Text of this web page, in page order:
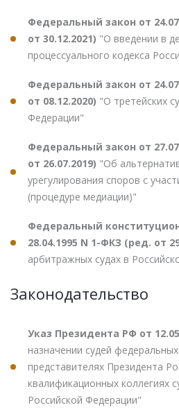
Федеральный закон от
от 30.12.2021) "О введении в
процессуального кодекса
Федеральный закон от
от 08.12.2020) "О третейских
Федерации"
Федеральный закон от
от 26.07.2019) "Об
урегулирования споров с
(процедуре медиации)"
Федеральный
28.04.1995 N 1-ФКЗ (ред. от
арбитражных судах в
Законодательство
Указ Президента РФ от
назначении судей
представителях Президента
квалификационных коллегиях
Российской Федерации"